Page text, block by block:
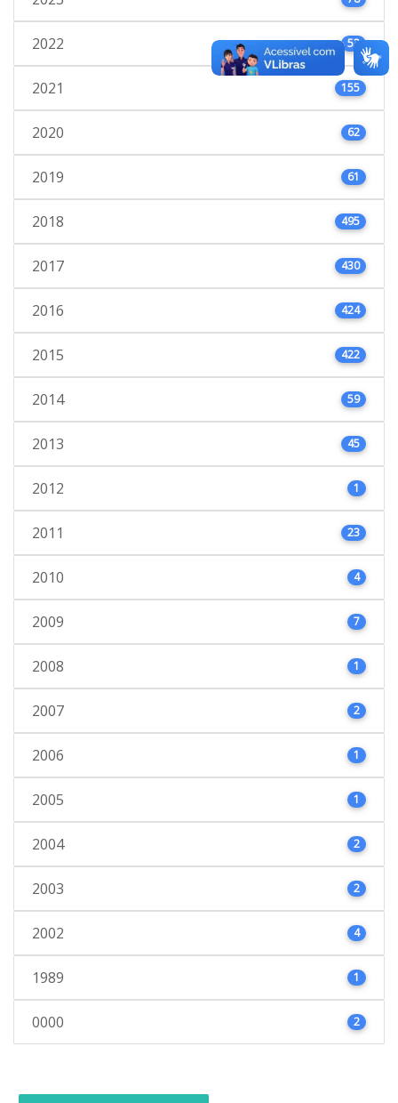
2022 53
2021 155
2020 62
2019 61
2018 495
2017 430
2016 424
2015 422
2014 59
2013 45
2012 1
2011 23
2010 4
2009 7
2008 1
2007 2
2006 1
2005 1
2004 2
2003 2
2002 4
1989 1
0000 2